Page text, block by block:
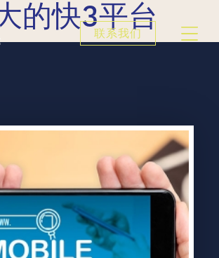
的快3平台
联系我们